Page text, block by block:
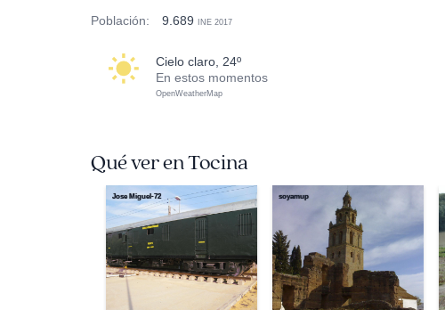
Población: 9.689 INE 2017
cielo claro, 24º
En estos momentos
OpenWeatherMap
Qué ver en Tocina
Jose Miguel-72 soyamup